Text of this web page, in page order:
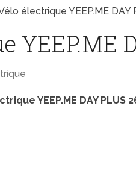
électrique YEEP.ME DAY
YEEP.ME DAY PLUS